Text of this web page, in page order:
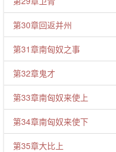
第30章回返并州
第31章南匈奴之事
第32章鬼才
第33章南匈奴来使上
第34章南匈奴来使下
第35章大比上